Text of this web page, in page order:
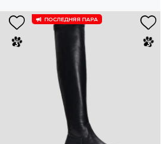
ПОСЛЕДНЯЯ ПАРА